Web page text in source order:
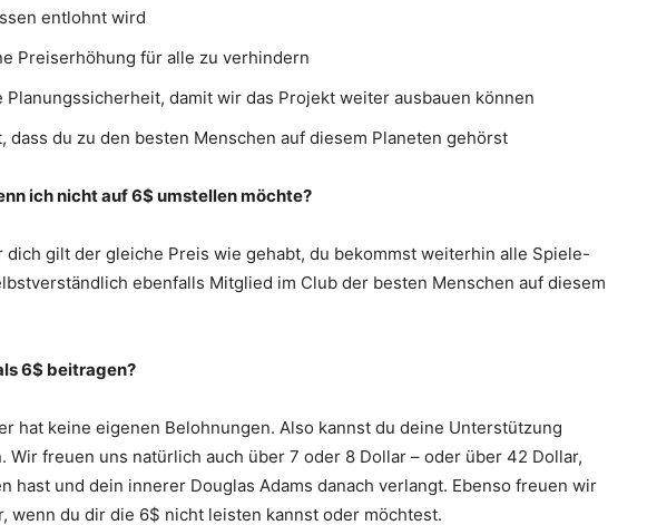
entlohnt wird
Preiserhöhung für alle zu verhindern
Planungssicherheit, damit wir das Projekt weiter ausbauen können
dass du zu den besten Menschen auf diesem Planeten gehörst
ich nicht auf 6$ umstellen möchte?
dich gilt der gleiche Preis wie gehabt, du bekommst weiterhin alle Spiele-
ebenfalls Mitglied im Club der besten Menschen auf diesem
6$ beitragen?
hat keine eigenen Belohnungen. Also kannst du deine Unterstützung
Wir freuen uns natürlich auch über 7 oder 8 Dollar – oder über 42 Dollar,
hast und dein innerer Douglas Adams danach verlangt. Ebenso freuen wir
wenn du dir die 6$ nicht leisten kannst oder möchtest.